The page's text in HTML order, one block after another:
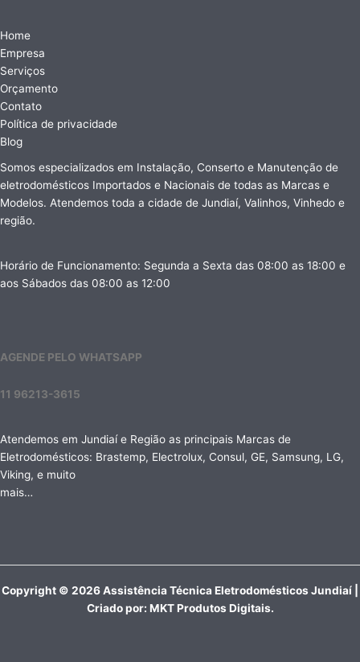
Home
Empresa
Serviços
Orçamento
Contato
Política de privacidade
Blog
Somos especializados em Instalação, Conserto e Manutenção de
eletrodomésticos Importados e Nacionais de todas as Marcas e
Modelos. Atendemos toda a cidade de Jundiaí, Valinhos, Vinhedo e
região.
Horário de Funcionamento: Segunda a Sexta das 08:00 as 18:00 e
aos Sábados das 08:00 as 12:00
AGENDE PELO WHATSAPP
11 96213-3615
Atendemos em Jundiaí e Região as principais Marcas de
Eletrodomésticos: Brastemp, Electrolux, Consul, GE, Samsung, LG,
Viking, e muito
mais…
Copyright © 2026 Assistência Técnica Eletrodomésticos Jundiaí |
Criado por: MKT Produtos Digitais.